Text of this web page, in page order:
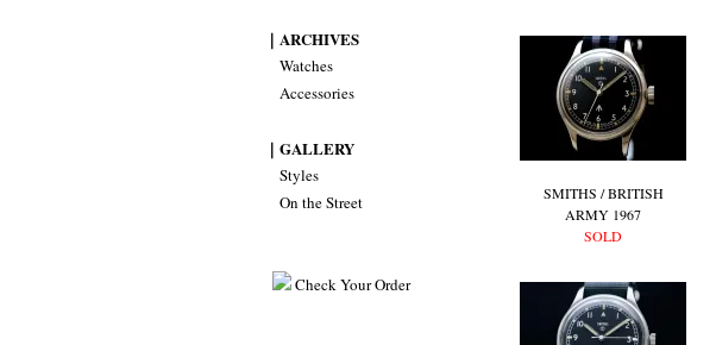
｜ARCHIVES
Watches
Accessories
｜GALLERY
Styles
On the Street
Check Your Order
SMITHS / BRITISH
ARMY 1967
SOLD